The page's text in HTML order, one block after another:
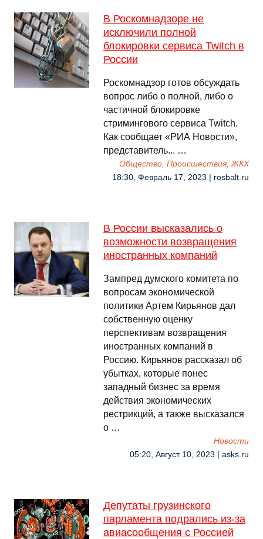
В Роскомнадзоре не
исключили полной
блокировки сервиса Twitch в
России
Роскомнадзор готов обсуждать
вопрос либо о полной, либо о
частичной блокировке
стримингового сервиса Twitch.
Как сообщает «РИА Новости»,
представитель... …
Общество, Происшествия, ЖКХ
18:30, Февраль 17, 2023 | rosbalt.ru
В России высказались о
возможности возвращения
иностранных компаний
Зампред думского комитета по
вопросам экономической
политики Артем Кирьянов дал
собственную оценку
перспективам возвращения
иностранных компаний в
Россию. Кирьянов рассказал об
убытках, которые понес
западный бизнес за время
действия экономических
рестрикций, а также высказался
о …
Новости
05:20, Август 10, 2023 | asks.ru
Депутаты грузинского
парламента подрались из-за
авиасообщения с Россией